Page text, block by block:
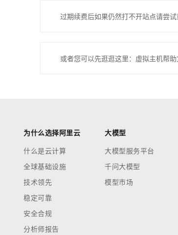
过期续费后如果仍然打不开站点请尝
或者您可以先逛逛这里：虚拟主机帮助